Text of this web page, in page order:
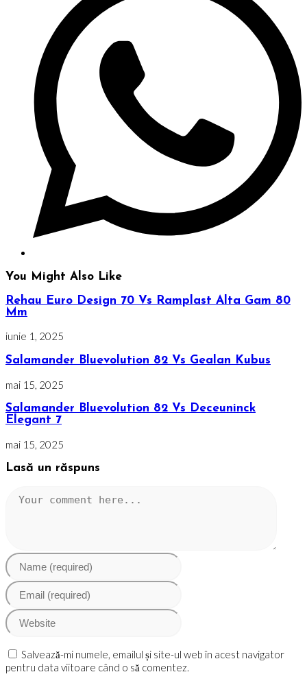
You Might Also Like
Rehau Euro Design 70 Vs Ramplast Alta Gam 80
Mm
iunie 1, 2025
Salamander Bluevolution 82 Vs Gealan Kubus
mai 15, 2025
Salamander Bluevolution 82 Vs Deceuninck
Elegant 7
mai 15, 2025
Lasă un răspuns
Enter
your
name
or
username
to
comment
Enter
your
email
address
to
comment
Enter
your
URL
(optional)
Salvează-mi numele, emailul și site-ul web în acest navigator
pentru data viitoare când o să comentez.